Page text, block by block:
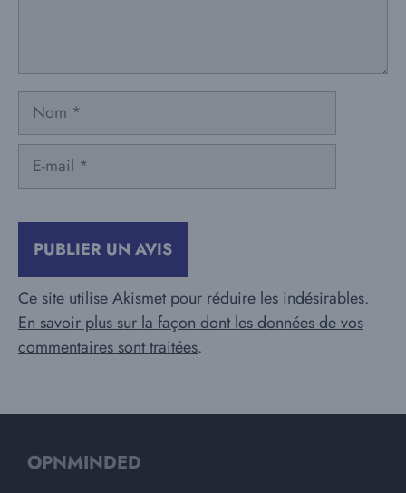
Nom
Ce site utilise Akismet pour réduire les indésirables.
En savoir plus sur la façon dont les données de vos
commentaires sont traitées.
OPNMINDED